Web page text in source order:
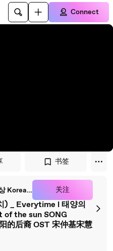
Connect
书签
중국영화,드라마,재밌는 영상 Korea China movie drama 韩流快递 关注
_ Everytime l 태양의
of the sun SONG